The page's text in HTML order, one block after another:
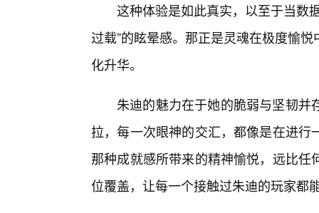
这种体验是如此真实，以至于当数
过载”的眩晕感。那正是灵魂在极度愉
化升华。
朱迪的魅力在于她的脆弱与坚韧
拉，每一次眼神的交汇，都像是在进
那种成就感所带来的精神愉悦，远比
位覆盖，让每一个接触过朱迪的玩家都